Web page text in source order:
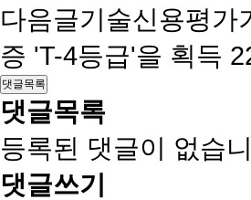
다음글기술신용평가
증 'T-4등급'을 획득
댓글목록
댓글목록
등록된 댓글이 없습
댓글쓰기